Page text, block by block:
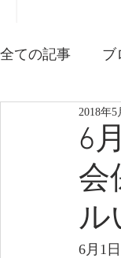
全ての記事 ブ
6
会
ル
2018年5
6月1